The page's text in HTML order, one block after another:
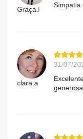
Graça.l
Simpatia
clara.a
31/07/